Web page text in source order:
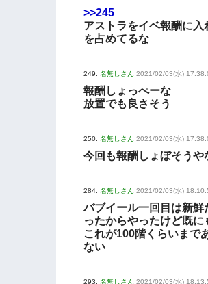
>>245
アストラをイベ報酬に
を占めてるな
249: 名無しさん 2021/02/03(水)
報酬しょっぺーな
放置でも良さそう
250: 名無しさん 2021/02/03(水)
今回も報酬しょぼそうや
284: 名無しさん 2021/02/03(水)
バブイール一回目は新
ったからやったけど既
これが100階くらいまで
ない
293: 名無しさん 2021/02/03(水)